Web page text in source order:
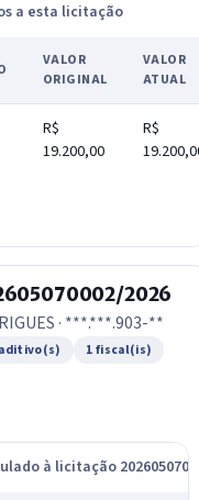
a esta licitação
VALOR
ORIGINAL
VALOR
ATUAL
R$
19.200,00
R$
2026
· ***.***.903-**
1 fiscal(is)
à licitação